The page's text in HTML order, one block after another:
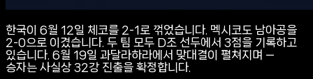
한국이 6월 12일 체코를 2-1로 꺾었습니다. 멕시코도 남아공을
2-0으로 이겼습니다. 두 팀 모두 D조 선두에서 3점을 기록하고
있습니다. 6월 19일 과달라하라에서 맞대결이 펼쳐지며 —
승자는 사실상 32강 진출을 확정합니다.